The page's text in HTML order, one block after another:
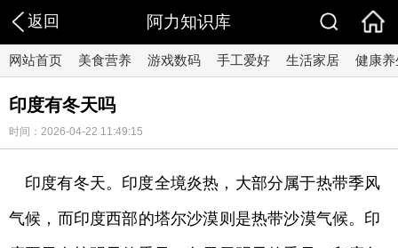
返回 阿力知识库
网站首页 美食营养 游戏数码 手工爱好 生活家居 健康养
印度有冬天吗
时间：2026-04-22 11:49:15
印度有冬天。印度全境炎热，大部分属于热带季风
气候，而印度西部的塔尔沙漠则是热带沙漠气候。印